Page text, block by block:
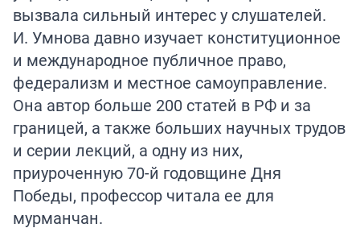
вызвала сильный интерес у слушателей.
И. Умнова давно изучает конституционное
и международное публичное право,
федерализм и местное самоуправление.
Она автор больше 200 статей в РФ и за
границей, а также больших научных трудов
и серии лекций, а одну из них,
приуроченную 70-й годовщине Дня
Победы, профессор читала ее для
мурманчан.